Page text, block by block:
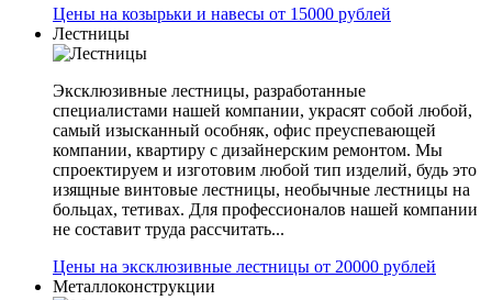
Цены на козырьки и навесы от 15000 рублей
Лестницы
Эксклюзивные лестницы, разработанные
специалистами нашей компании, украсят собой любой,
самый изысканный особняк, офис преуспевающей
компании, квартиру с дизайнерским ремонтом. Мы
спроектируем и изготовим любой тип изделий, будь это
изящные винтовые лестницы, необычные лестницы на
больцах, тетивах. Для профессионалов нашей компании
не составит труда рассчитать...
Цены на эксклюзивные лестницы от 20000 рублей
Металлоконструкции